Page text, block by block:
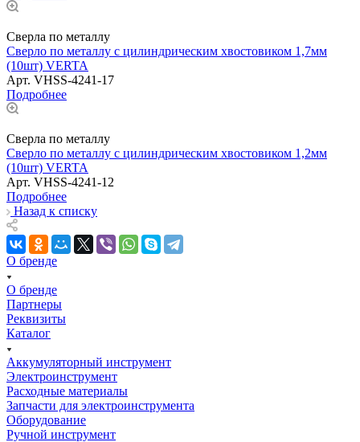
Сверла по металлу
Сверло по металлу с цилиндрическим хвостовиком 1,7мм
(10шт) VERTA
Арт. VHSS-4241-17
Подробнее
Сверла по металлу
Сверло по металлу с цилиндрическим хвостовиком 1,2мм
(10шт) VERTA
Арт. VHSS-4241-12
Подробнее
Назад к списку
О бренде
О бренде
Партнеры
Реквизиты
Каталог
Аккумуляторный инструмент
Электроинструмент
Расходные материалы
Запчасти для электроинструмента
Оборудование
Ручной инструмент